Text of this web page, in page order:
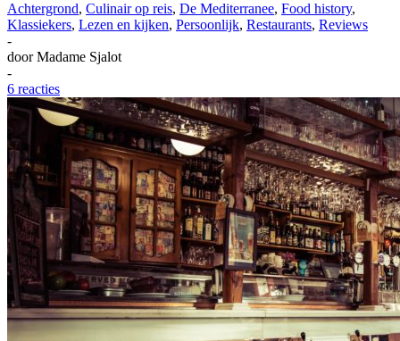
Achtergrond, Culinair op reis, De Mediterranee, Food history,
Klassiekers, Lezen en kijken, Persoonlijk, Restaurants, Reviews
-
doorMadame Sjalot
-
6 reacties